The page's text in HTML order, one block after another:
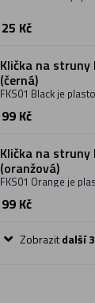
strunném nástroji.
basové i na dalších
ladící mechanikou.
25 Kč
Klička na struny
(černá)
FKS01 Black je
dlouhých strun a s
99 Kč
Klička na struny
(oranžová)
FKS01 Orange je
dlouhých strun a s
99 Kč
Zobrazitdalší